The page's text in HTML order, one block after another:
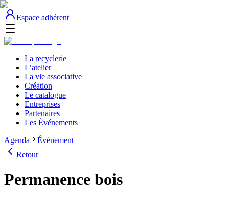
Espace adhérent
La recyclerie
L’atelier
La vie associative
Création
Le catalogue
Entreprises
Partenaires
Les Événements
Agenda
Événement
Retour
Permanence bois